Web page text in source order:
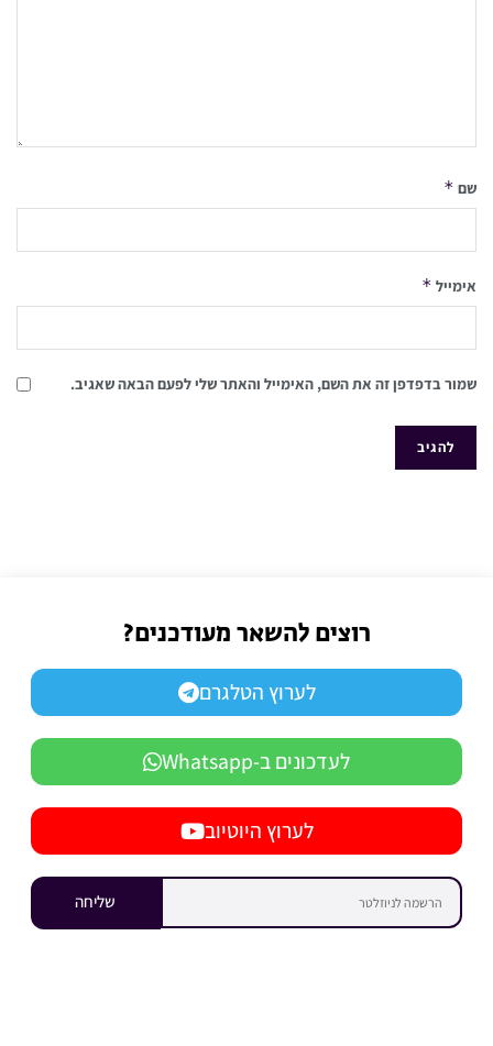
שם *
אימייל *
שמור בדפדפן זה את השם, האימייל והאתר שלי לפעם הבאה שאגיב.
רוצים להשאר מעודכנים?
לערוץ הטלגרם
לעדכונים ב-Whatsapp
לערוץ היוטיוב
שליחה